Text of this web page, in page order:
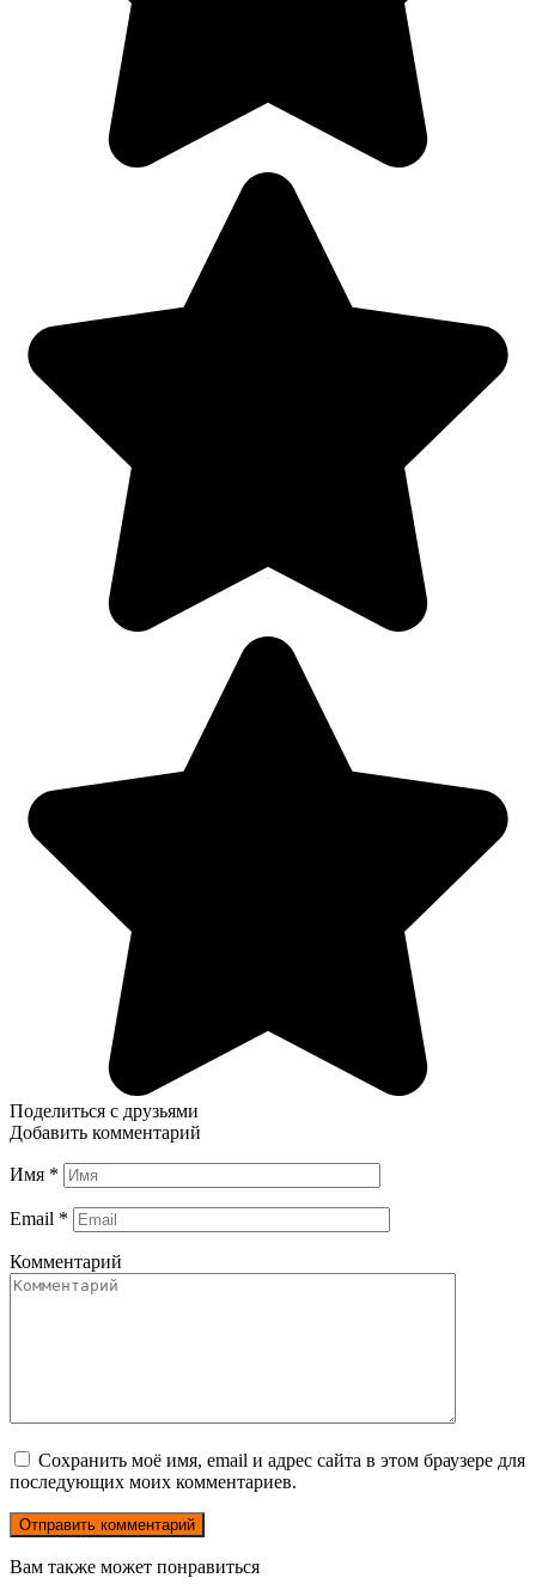
Поделиться с друзьями
Добавить комментарий
Имя *
Email *
Комментарий
Сохранить моё имя, email и адрес сайта в этом браузере для
последующих моих комментариев.
Вам также может понравиться